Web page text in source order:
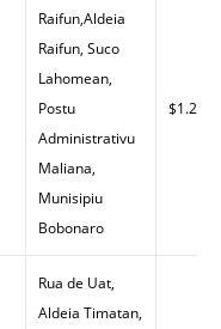
Raifun,Aldeia
Raifun, Suco
Lahomean,
Postu
Administrativu
Maliana,
Munisipiu
Bobonaro
$1.29
Rua de Uat,
Aldeia Timatan,